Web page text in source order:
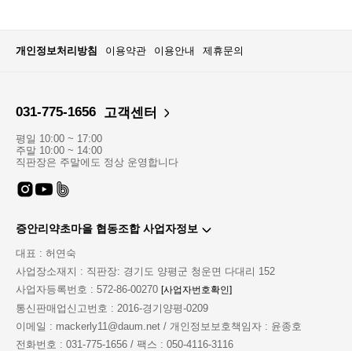
개인정보처리방침 이용약관 이용안내 제휴문의
031-775-1656 고객센터
평일 10:00 ~ 17:00
주말 10:00 ~ 14:00
직판장은 주말에도 정상 운영합니다
증안리약초마을 협동조합 사업자정보
대표 : 허연숙
사업장소재지 : 직판장: 경기도 양평군 청운면 다대리 152
사업자등록번호 : 572-86-00270 [사업자번호확인]
통신판매업신고번호 : 2016-경기양평-0209
이메일 : mackerly11@daum.net / 개인정보보호책임자 : 윤종호
전화번호 : 031-775-1656 / 팩스 : 050-4116-3116